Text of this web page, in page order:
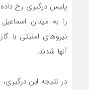
پلیس درگیری رخ
را به میدان
نیروهای امنیتی با
آنها شدند.